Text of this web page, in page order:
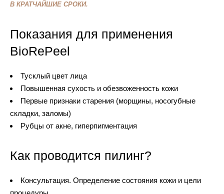
В КРАТЧАЙШИЕ СРОКИ.
Показания для применения
BioRePeel
Тусклый цвет лица
Повышенная сухость и обезвоженность кожи
Первые признаки старения (морщины, носогубные
складки, заломы)
Рубцы от акне, гиперпигментация
Как проводится пилинг?
Консультация. Определение состояния кожи и цели